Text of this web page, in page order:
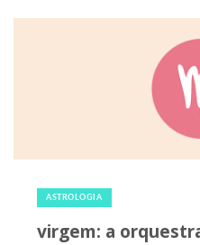
ASTROLOGIA
virgem: a